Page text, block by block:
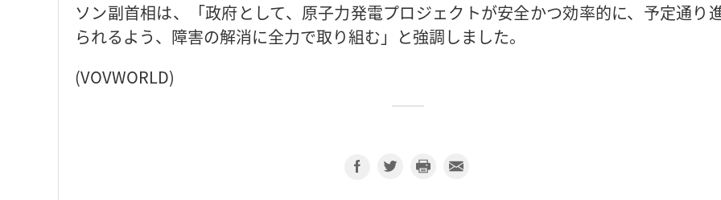
ソン副首相は、「政府として、原子力発電プロジェクトが安全かつ効率的に、予定通り
られるよう、障害の解消に全力で取り組む」と強調しました。
(VOVWORLD)